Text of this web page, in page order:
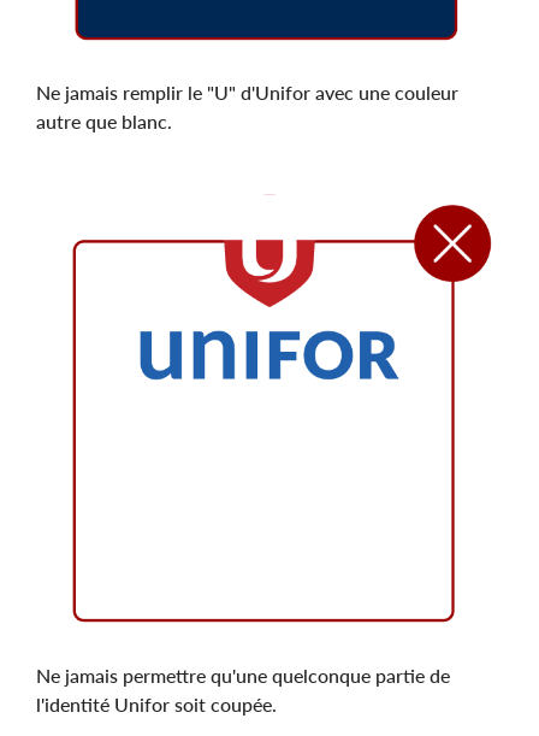
Ne jamais remplir le "U" d'Unifor avec une couleur
autre que blanc.
Ne jamais permettre qu'une quelconque partie de
l'identité Unifor soit coupée.